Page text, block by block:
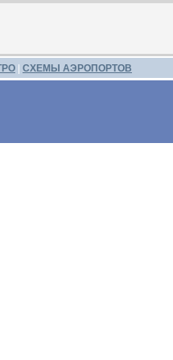
СХЕМЫ АЭРОПОРТОВ